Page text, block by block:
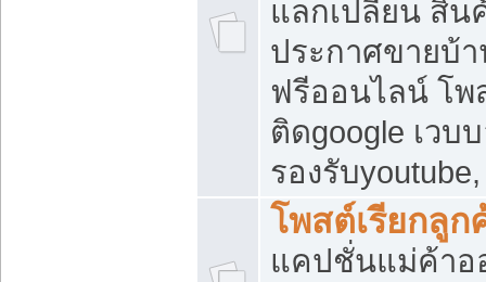
แลกเปลี่ยน สิน
ประกาศขายบ้
ฟรีออนไลน์ โพ
ติดgoogle เวบ
รองรับ
โพสต์เรียกลูก
แคปชั่นแม่ค้าอ